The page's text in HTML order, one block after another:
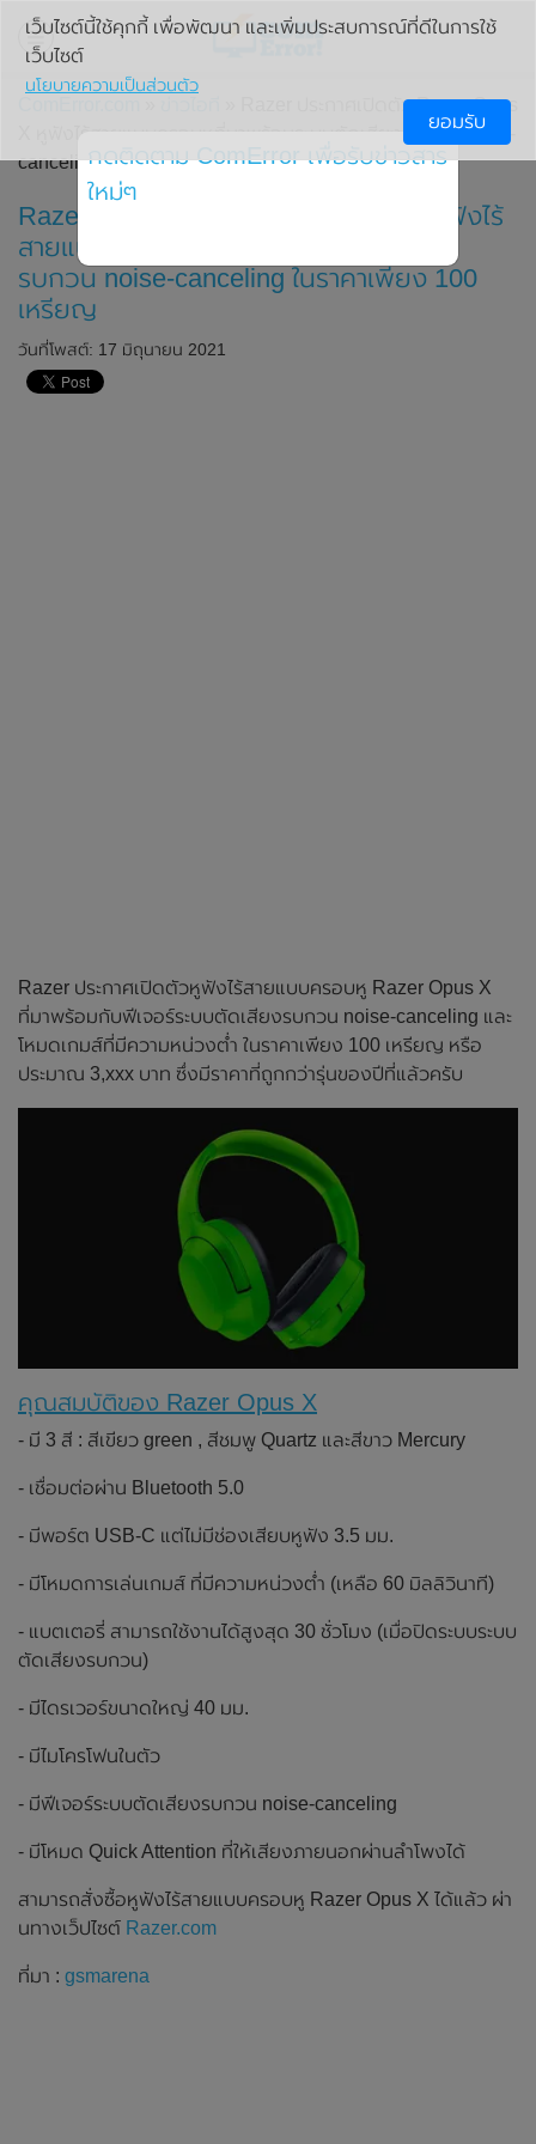
» Razer ประกาศเปิดตัว Razer Opus
X หูฟังไร้สายแบบครอบหูที่มาพร้อมระบบตัดเสียงรบกวน noise-
canceling ในราคาเพียง 100 เหรียญ
Razer ประกาศเปิดตัว Razer Opus X หูฟังไร้
สายแบบครอบหูที่มาพร้อมระบบตัดเสียง
รบกวน noise-canceling ในราคาเพียง 100
เหรียญ
วันที่โพสต์: 17 มิถุนายน 2021
Razer ประกาศเปิดตัวหูฟังไร้สายแบบครอบหู Razer Opus X
ที่มาพร้อมกับฟีเจอร์ระบบตัดเสียงรบกวน noise-canceling และ
โหมดเกมส์ที่มีความหน่วงต่ำ ในราคาเพียง 100 เหรียญ หรือ
ประมาณ 3,xxx บาท ซึ่งมีราคาที่ถูกกว่ารุ่นของปีที่แล้วครับ
คุณสมบัติของ Razer Opus X
- มี 3 สี : สีเขียว green , สีชมพู Quartz และสีขาว Mercury
- เชื่อมต่อผ่าน Bluetooth 5.0
- มีพอร์ต USB-C แต่ไม่มีช่องเสียบหูฟัง 3.5 มม.
- มีโหมดการเล่นเกมส์ ที่มีความหน่วงต่ำ (เหลือ 60 มิลลิวินาที)
- แบตเตอรี่ สามารถใช้งานได้สูงสุด 30 ชั่วโมง (เมื่อปิดระบบระบบ
ตัดเสียงรบกวน)
- มีไดรเวอร์ขนาดใหญ่ 40 มม.
- มีไมโครโฟนในตัว
- มีฟีเจอร์ระบบตัดเสียงรบกวน noise-canceling
- มีโหมด Quick Attention ที่ให้เสียงภายนอกผ่านลำโพงได้
สามารถสั่งซื้อหูฟังไร้สายแบบครอบหู Razer Opus X ได้แล้ว ผ่า
นทางเว็ปไซต์ Razer.com
ที่มา : gsmarena
เว็บไซต์นี้ใช้คุกกี้ เพื่อพัฒนา และเพิ่มประสบการณ์ที่ดีในการใช้
เว็บไซต์
นโยบายความเป็นส่วนตัว
ยอมรับ
กดติดตาม ComError เพื่อรับข่าวสาร
ใหม่ๆ